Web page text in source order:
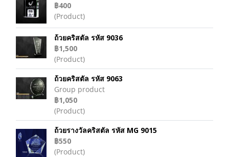
฿400
(Product)
ถ้วยคริสตัล รหัส 9036
฿1,500
(Product)
ถ้วยคริสตัล รหัส 9063
Group product
฿1,050
(Product)
ถ้วยรางวัลคริสตัล รหัส MG 9015
฿550
(Product)